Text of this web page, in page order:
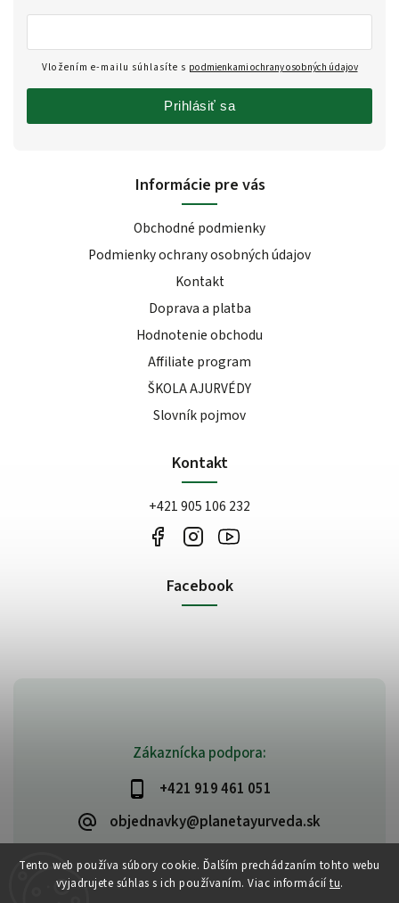
Tento web používa súbory cookie. Ďalším prechádzaním tohto webu
vyjadrujete súhlas s ich používaním. Viac informácií tu.
Zákaznícka podpora:
+421 919 461 051
objednavky@planetayurveda.sk
Informácie pre vás
Obchodné podmienky
Podmienky ochrany osobných údajov
Kontakt
Doprava a platba
Hodnotenie obchodu
Affiliate program
ŠKOLA AJURVÉDY
Slovník pojmov
Kontakt
+421 905 106 232
Facebook
Vložením e-mailu súhlasíte s podmienkami ochrany osobných údajov
Prihlásiť sa